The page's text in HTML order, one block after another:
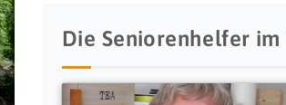
Die Seniorenhelfer im